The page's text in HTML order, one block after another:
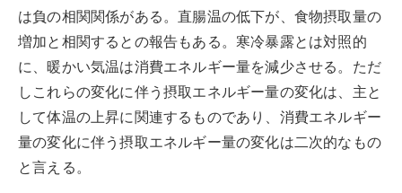
は負の相関関係がある。直腸温の低下が、食物摂取量の
増加と相関するとの報告もある。寒冷暴露とは対照的
に、暖かい気温は消費エネルギー量を減少させる。ただ
しこれらの変化に伴う摂取エネルギー量の変化は、主と
して体温の上昇に関連するものであり、消費エネルギー
量の変化に伴う摂取エネルギー量の変化は二次的なもの
と言える。